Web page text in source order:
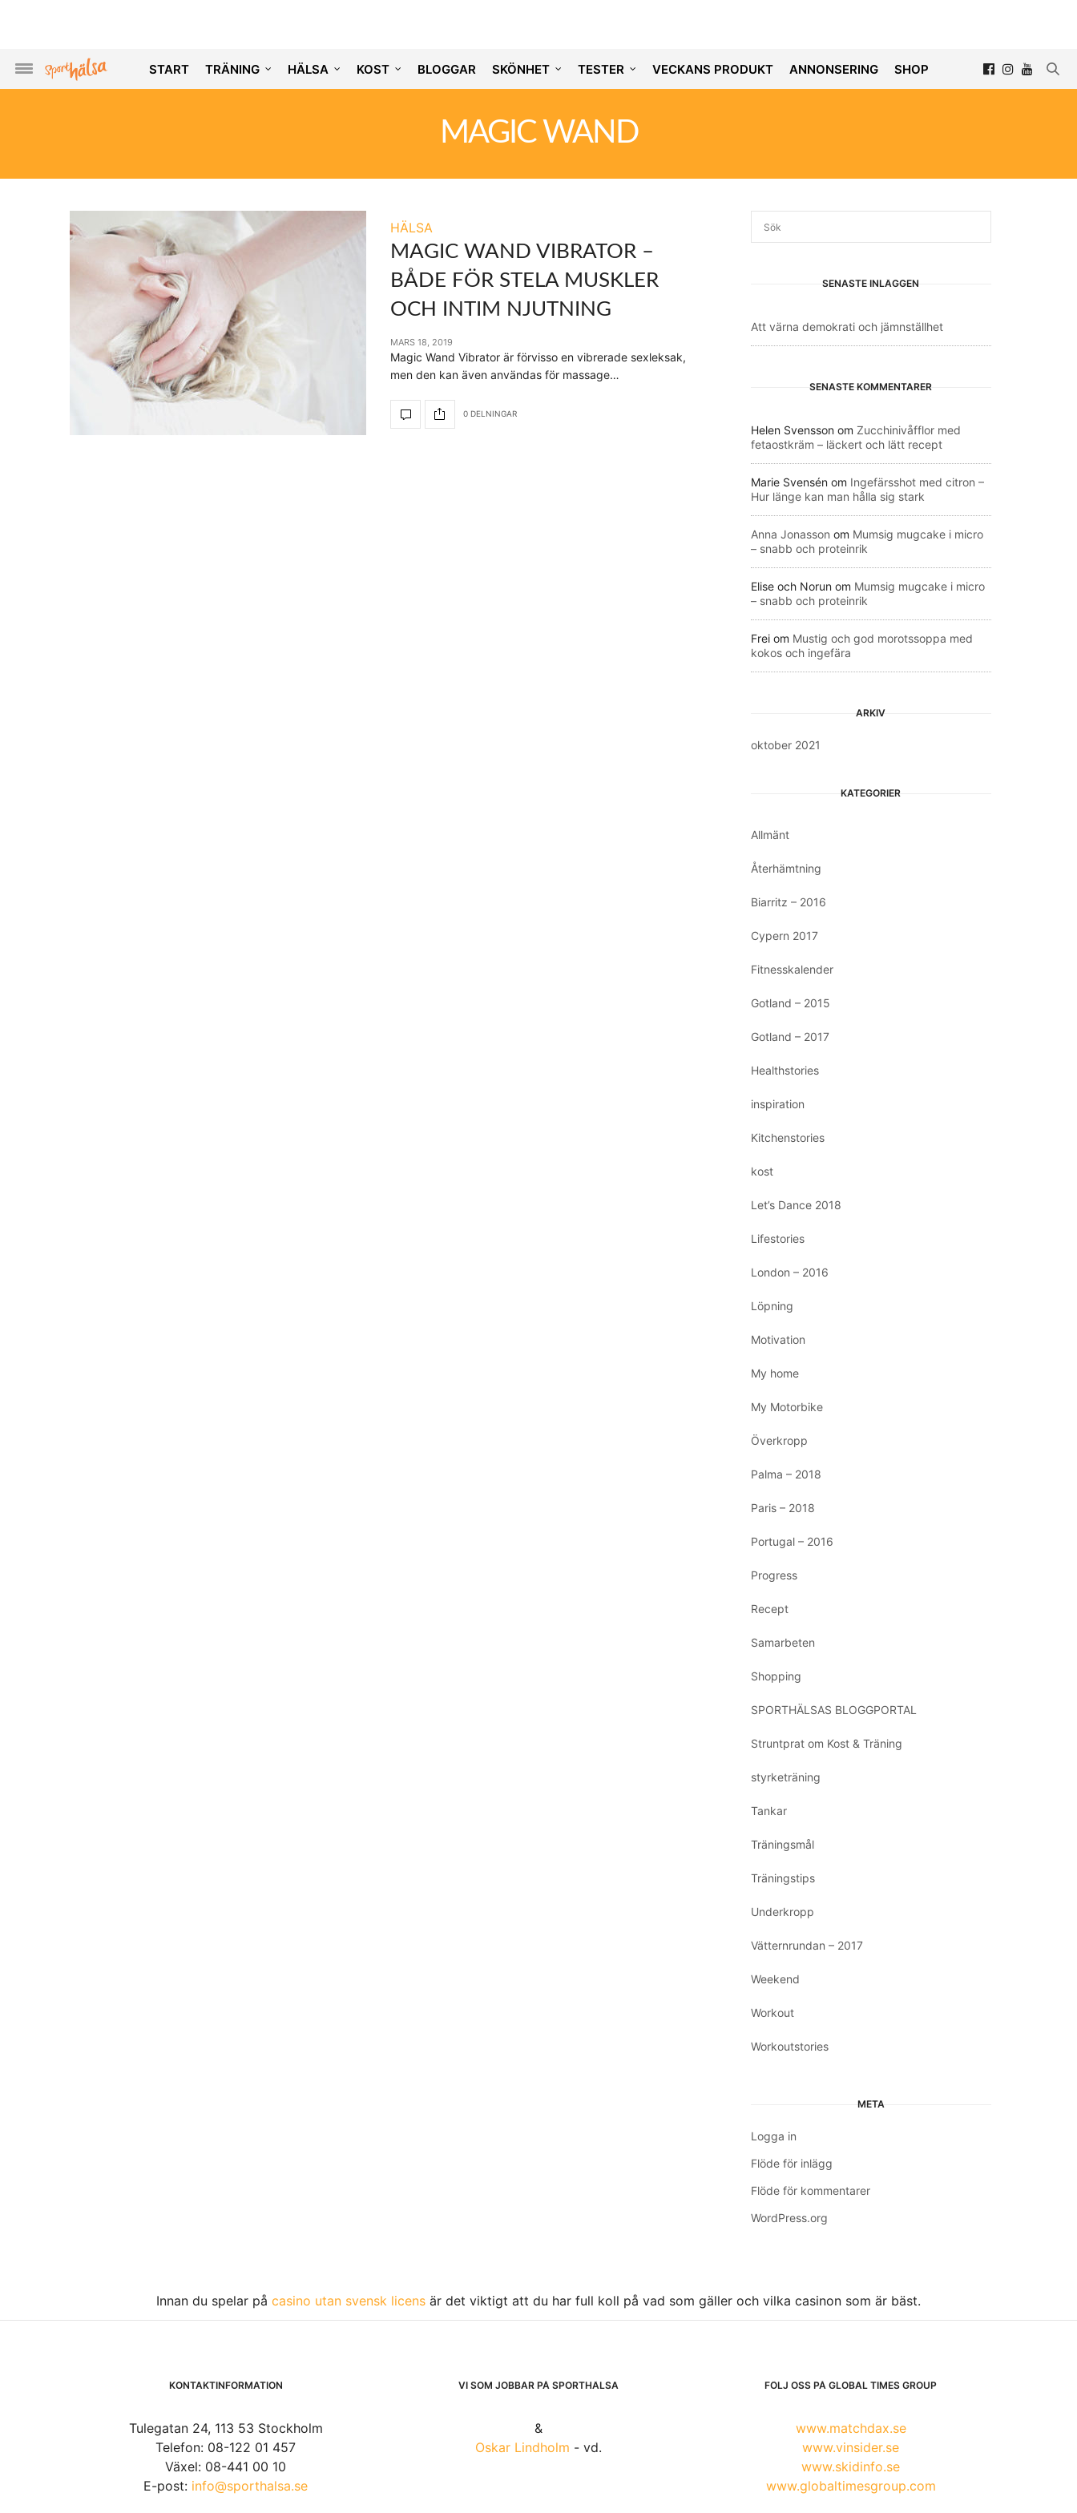
START TRÄNING HÄLSA KOST BLOGGAR SKÖNHET TESTER VECKANS PRODUKT ANNONSERING SHOP
MAGIC WAND
HÄLSA
MAGIC WAND VIBRATOR –
BÅDE FÖR STELA MUSKLER
OCH INTIM NJUTNING
MARS 18, 2019
Magic Wand Vibrator är förvisso en vibrerade sexleksak,
men den kan även användas för massage…
0 DELNINGAR
SENASTE INLÄGGEN
Att värna demokrati och jämnställhet
SENASTE KOMMENTARER
Helen Svensson om Zucchinivåfflor med
fetaostkräm – läckert och lätt recept
Marie Svensén om Ingefärsshot med citron –
Hur länge kan man hålla sig stark
Anna Jonasson om Mumsig mugcake i micro
– snabb och proteinrik
Elise och Norun om Mumsig mugcake i micro
– snabb och proteinrik
Frei om Mustig och god morotssoppa med
kokos och ingefära
ARKIV
oktober 2021
KATEGORIER
Allmänt
Återhämtning
Biarritz – 2016
Cypern 2017
Fitnesskalender
Gotland – 2015
Gotland – 2017
Healthstories
inspiration
Kitchenstories
kost
Let’s Dance 2018
Lifestories
London – 2016
Löpning
Motivation
My home
My Motorbike
Överkropp
Palma – 2018
Paris – 2018
Portugal – 2016
Progress
Recept
Samarbeten
Shopping
SPORTHÄLSAS BLOGGPORTAL
Struntprat om Kost & Träning
styrketräning
Tankar
Träningsmål
Träningstips
Underkropp
Vätternrundan – 2017
Weekend
Workout
Workoutstories
META
Logga in
Flöde för inlägg
Flöde för kommentarer
WordPress.org
Innan du spelar på casino utan svensk licens är det viktigt att du har full koll på vad som gäller och vilka casinon som är bäst.
KONTAKTINFORMATION
Tulegatan 24, 113 53 Stockholm
Telefon: 08-122 01 457
Växel: 08-441 00 10
E-post: info@sporthalsa.se
VI SOM JOBBAR PÅ SPORTHÄLSA
&
Oskar Lindholm - vd.
FÖLJ OSS PÅ GLOBAL TIMES GROUP
www.matchdax.se
www.vinsider.se
www.skidinfo.se
www.globaltimesgroup.com